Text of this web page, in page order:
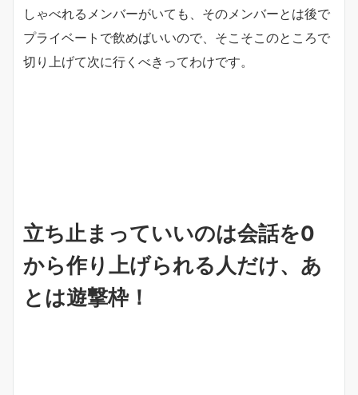
しゃべれるメンバーがいても、そのメンバーとは後で
プライベートで飲めばいいので、そこそこのところで
切り上げて次に行くべきってわけです。
立ち止まっていいのは会話を0
から作り上げられる人だけ、あ
とは遊撃枠！